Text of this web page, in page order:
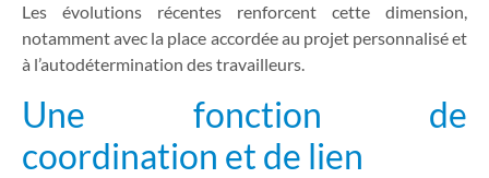
Les évolutions récentes renforcent cette dimension,
notamment avec la place accordée au projet personnalisé et
à l’autodétermination des travailleurs.
Une fonction de
coordination et de lien